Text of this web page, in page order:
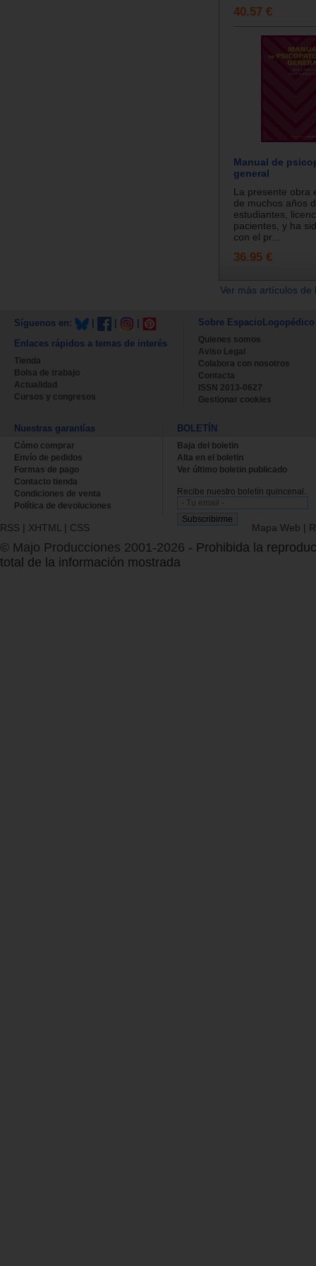
40.57 €
Manual de
general
La presente obra
de muchos años
estudiantes,
pacientes, y ha
con el pr...
36.95 €
Ver más artículos
Síguenos en:
Enlaces rápidos a temas de interés
Tienda
Bolsa de trabajo
Actualidad
Cursos y congresos
Sobre EspacioLogopédico
Quienes somos
Aviso Legal
Colabora con nosotros
Contacta
ISSN 2013-0627
Gestionar cookies
Nuestras garantías
Cómo comprar
Envío de pedidos
Formas de pago
Contacto tienda
Condiciones de venta
Política de devoluciones
BOLETÍN
Baja del boletin
Alta en el boletin
Ver último boletin publicado
Recibe nuestro boletín quincenal.
RSS | XHTML | CSS Mapa Web |
© Majo Producciones 2001-2026 - Prohibida la
total de la información mostrada